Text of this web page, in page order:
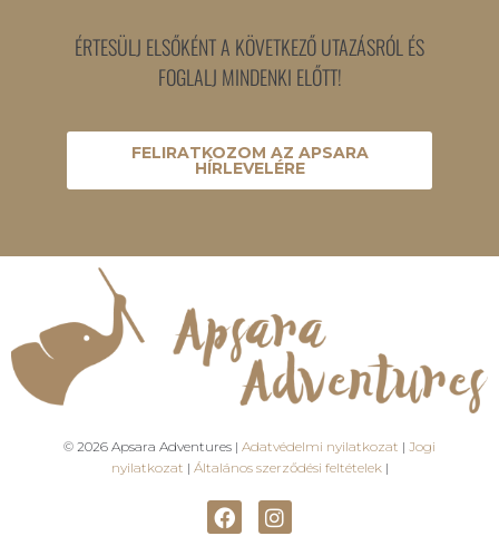
ÉRTESÜLJ ELSŐKÉNT A KÖVETKEZŐ UTAZÁSRÓL ÉS
FOGLALJ MINDENKI ELŐTT!
FELIRATKOZOM AZ APSARA
HÍRLEVELÉRE
© 2026 Apsara Adventures | Adatvédelmi nyilatkozat | Jogi
nyilatkozat | Általános szerződési feltételek |